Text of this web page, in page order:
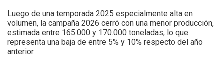
Luego de una temporada 2025 especialmente alta en
volumen, la campaña 2026 cerró con una menor producción,
estimada entre 165.000 y 170.000 toneladas, lo que
representa una baja de entre 5% y 10% respecto del año
anterior.